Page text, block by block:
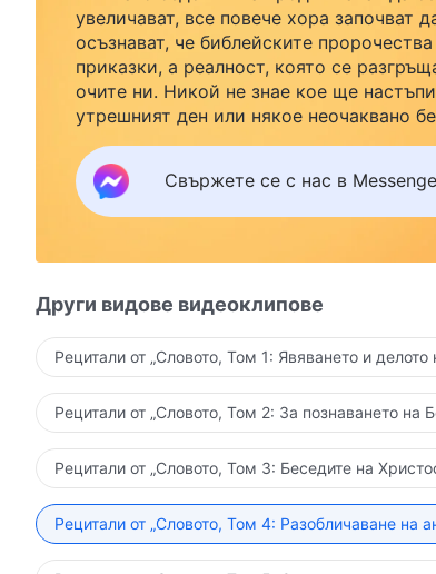
увеличават, все повече хора започват
осъзнават, че библейските
приказки, а реалност, която се
очите ни. Никой не знае кое ще
утрешният ден или някое неочаквано
Господ със семейството си и да
безопасност под Божията закрила,
върху Messenger, за да се
Свържете се с нас в
Други видове видеоклипове
Рецитали от „Словото, Том 1: Явяването и делото
Рецитали от „Словото, Том 2: За познаването на
Рецитали от „Словото, Том 3: Беседите на
Рецитали от „Словото, Том 4: Разобличаване на